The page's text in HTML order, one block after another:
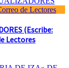
(Escribe:
Lectores